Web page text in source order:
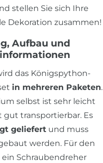
stellen Sie sich Ihre
Dekoration zusammen!
Aufbau und
das Königspython-
in mehreren Paketen.
selbst ist sehr leicht
gut transportierbar. Es
geliefert und muss
werden. Für den
Schraubendreher